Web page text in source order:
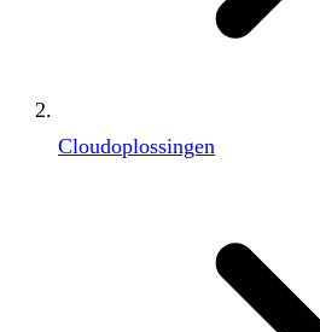
Cloudoplossingen